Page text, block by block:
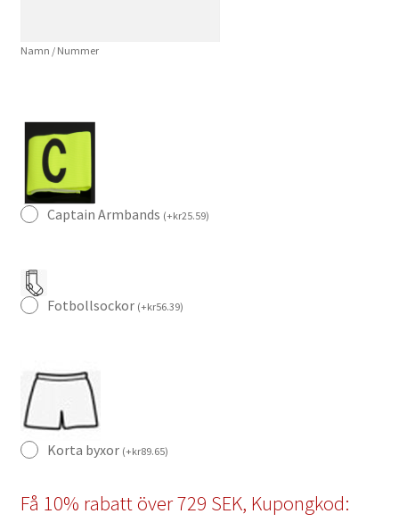
Palmer
Namn / Nummer
Captain Armbands (+kr25.59)
Fotbollsockor (+kr56.39)
Korta byxor (+kr89.65)
Få 10% rabatt över 729 SEK, Kupongkod: